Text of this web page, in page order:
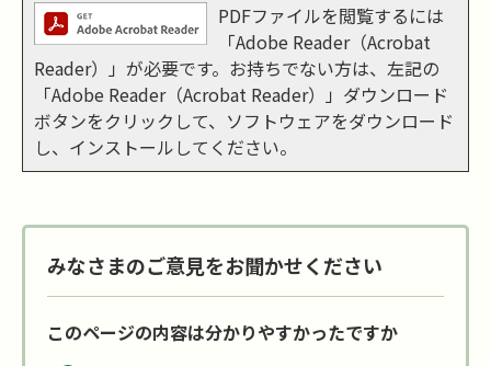
PDFファイルを閲覧するには
「Adobe Reader（Acrobat
Reader）」が必要です。お持ちでない方は、左記の
「Adobe Reader（Acrobat Reader）」ダウンロード
ボタンをクリックして、ソフトウェアをダウンロード
し、インストールしてください。
みなさまのご意見をお聞かせください
このページの内容は分かりやすかったですか